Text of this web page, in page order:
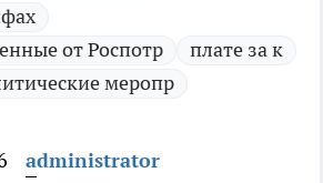
от Роспотр
плате за к
меропр
administrator